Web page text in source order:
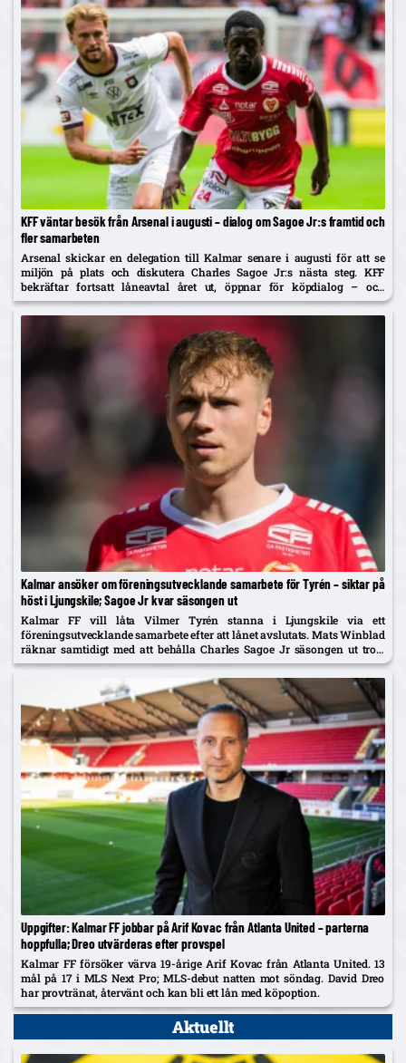
KFF väntar besök från Arsenal i augusti – dialog om Sagoe Jr:s framtid och
fler samarbeten
Arsenal skickar en delegation till Kalmar senare i augusti för att se
miljön på plats och diskutera Charles Sagoe Jr:s nästa steg. KFF
bekräftar fortsatt låneavtal året ut, öppnar för köpdialog – och
sonderar samtidigt en offensiv förstärkning.
Kalmar ansöker om föreningsutvecklande samarbete för Tyrén – siktar på
höst i Ljungskile; Sagoe Jr kvar säsongen ut
Kalmar FF vill låta Vilmer Tyrén stanna i Ljungskile via ett
föreningsutvecklande samarbete efter att lånet avslutats. Mats Winblad
räknar samtidigt med att behålla Charles Sagoe Jr säsongen ut trots
AIK-intresse.
Uppgifter: Kalmar FF jobbar på Arif Kovac från Atlanta United – parterna
hoppfulla; Dreo utvärderas efter provspel
Kalmar FF försöker värva 19-årige Arif Kovac från Atlanta United. 13
mål på 17 i MLS Next Pro; MLS-debut natten mot söndag. David Dreo
har provtränat, återvänt och kan bli ett lån med köpoption.
Aktuellt